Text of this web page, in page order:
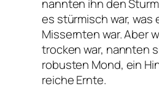
nannten ihn den
es stürmisch war, was
Missernten war. Aber
trocken war, nannten
robusten Mond, ein
reiche Ernte.